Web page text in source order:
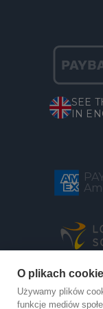
SEE
IN
O plikach
Używamy plików
funkcje mediów